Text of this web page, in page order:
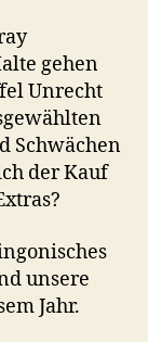
gehen
Unrecht
Schwächen
der Kauf
unsere
Jahr.